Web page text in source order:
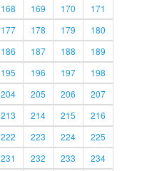
168 169 170
171
177 178 179
180
186 187 188
189
195 196 197
198
204 205 206
207
213 214 215
216
222 223 224
225
231 232 233
234